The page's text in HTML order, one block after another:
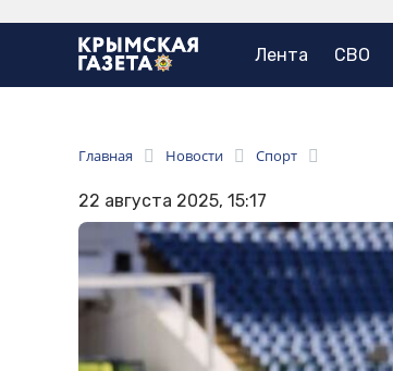
Лента СВО
Главная Новости Спорт
22 августа 2025, 15:17